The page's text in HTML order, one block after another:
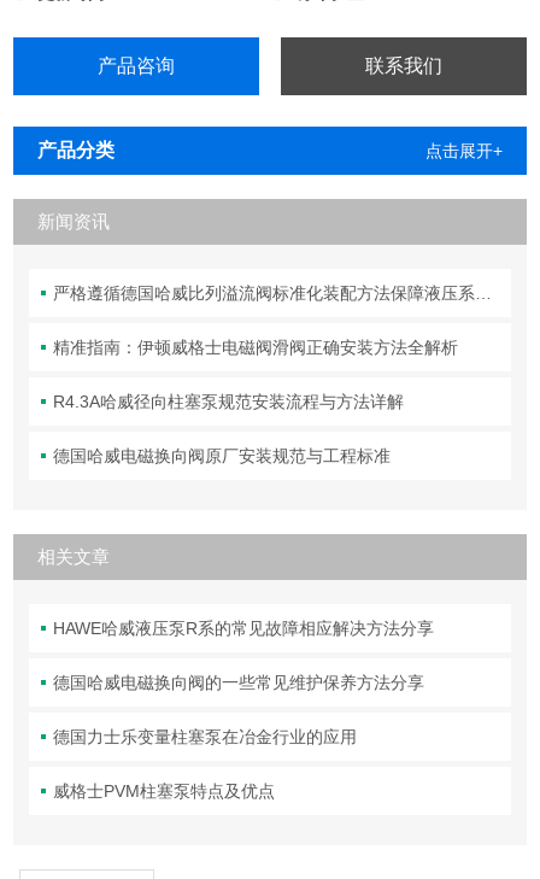
产品咨询 联系我们
产品分类 点击展开+
新闻资讯
严格遵循德国哈威比列溢流阀标准化装配方法保障液压系统压力调控精准可靠
精准指南：伊顿威格士电磁阀滑阀正确安装方法全解析
R4.3A哈威径向柱塞泵规范安装流程与方法详解
德国哈威电磁换向阀原厂安装规范与工程标准
相关文章
HAWE哈威液压泵R系的常见故障相应解决方法分享
德国哈威电磁换向阀的一些常见维护保养方法分享
德国力士乐变量柱塞泵在冶金行业的应用
威格士PVM柱塞泵特点及优点